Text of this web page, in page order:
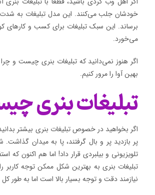
خودشان جلب می‌کنند. این مدل تبلیغات به
برساند. این سبک تبلیغات برای کسب و کارهای
می‌خورد.
اگر هنوز نمی‌دانید که تبلیغات بنری چیست و چرا
بهین آوا را مرور کنیم.
تبلیغات بنری
اگر بخواهید در خصوص تبلیغات بنری بیشتر
پر بازدید پر و بال گرفتند، پا به میدان
تلویزیونی و بیلبردی قرار داد! اما هم اکنون
تبلیغات بنری به بهترین شکل ممکن توجه
نیازمند دقت و توجه بسیار بالا است اما به طور